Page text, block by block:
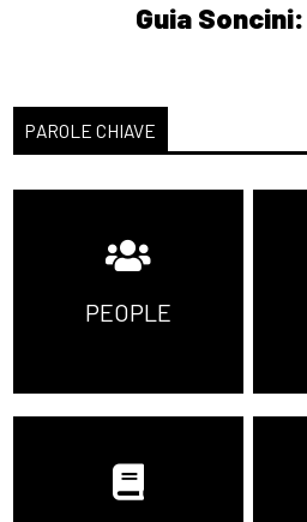
Guia
PAROLE CHIAVE
PEOPLE